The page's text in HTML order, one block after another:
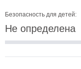
Безопасность для детей:
Не определена